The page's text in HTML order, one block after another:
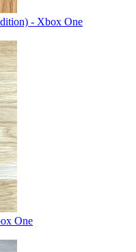
- Xbox One
One